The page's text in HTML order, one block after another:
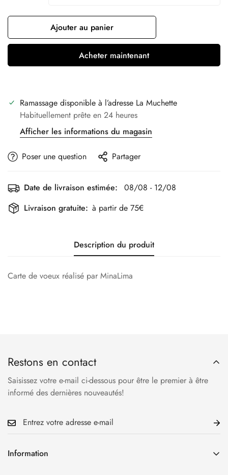
Ajouter au panier
Acheter maintenant
Ramassage disponible à l’adresse La Muchette
Habituellement prête en 24 heures
Afficher les informations du magasin
Poser une question Partager
Date de livraison estimée:
08/08 - 12/08
Livraison gratuite: à partir de 75€
Description du produit
Carte de voeux réalisé par MinaLima
Information
Restons en contact
Saisissez votre e-mail ci-dessous pour être le premier à être
informé des dernières nouveautés!